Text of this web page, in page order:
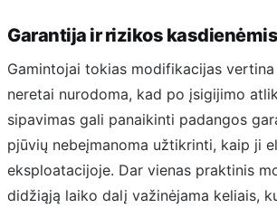
Garantija ir rizikos
Gamintojai tokias modifikacijas
neretai nurodoma, kad po įsigijimo
sipavimas gali panaikinti padangos
pjūvių nebeįmanoma užtikrinti, kaip ji
eksploatacijoje. Dar vienas praktinis
didžiąją laiko dalį važinėjama keliais,